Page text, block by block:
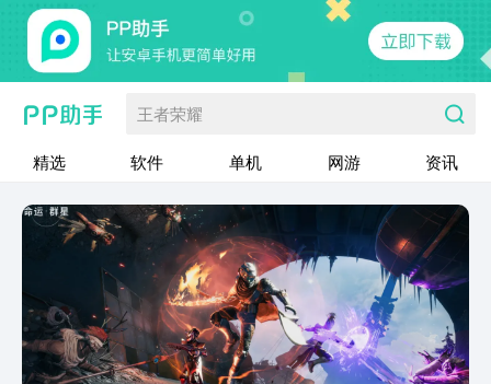
王者荣耀
精选 软件 单机 网游 资讯